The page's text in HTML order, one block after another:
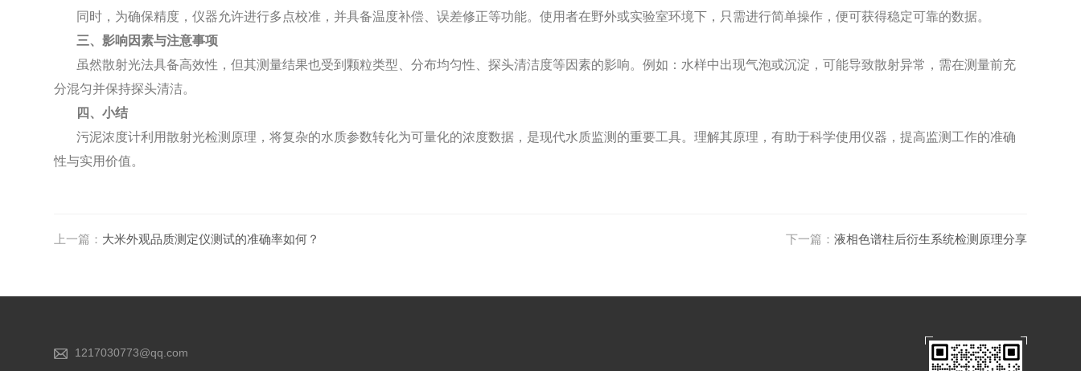
同时，为确保精度，仪器允许进行多点校准，并具备温度补偿、误差修正等功能。使用者在野外或实验室环境下，只需进行简单操作，便可获得稳定可靠的数据。
三、影响因素与注意事项
虽然散射光法具备高效性，但其测量结果也受到颗粒类型、分布均匀性、探头清洁度等因素的影响。例如：水样中出现气泡或沉淀，可能导致散射异常，需在测量前充
分混匀并保持探头清洁。
四、小结
污泥浓度计利用散射光检测原理，将复杂的水质参数转化为可量化的浓度数据，是现代水质监测的重要工具。理解其原理，有助于科学使用仪器，提高监测工作的准确
性与实用价值。
上一篇： 大米外观品质测定仪测试的准确率如何？ 下一篇： 液相色谱柱后衍生系统检测原理分享
1217030773@qq.com